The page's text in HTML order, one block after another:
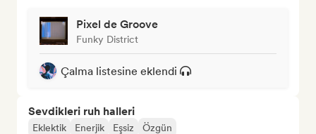
Pixel de Groove
Funky District
Çalma listesine eklendi
Sevdikleri ruh halleri
Eklektik Enerjik Eşsiz Özgün